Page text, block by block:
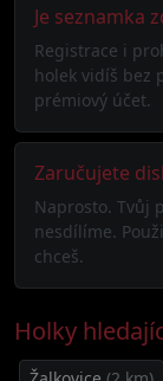
Je seznamka
Registrace i
holek vidíš bez
prémiový účet.
Zaručujete
Naprosto. Tvůj
nesdílíme.
chceš.
Holky